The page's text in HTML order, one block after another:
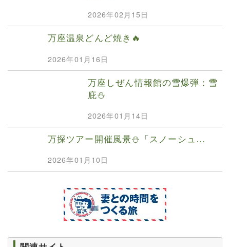
2026年02月15日
万座温泉どんど焼き🔥
2026年01月16日
万座しぜん情報館の雪爆弾：雪
庇⛄️
2026年01月14日
万探ツアー開催風景⛄️「スノーシュ…
2026年01月10日